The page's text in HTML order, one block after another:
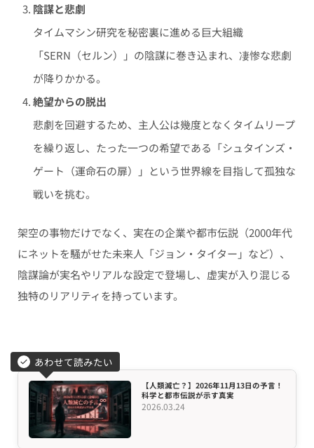
陰謀と悲劇
タイムマシン研究を秘密裏に進める巨大組織
「SERN（セルン）」の陰謀に巻き込まれ、凄惨な悲劇
が降りかかる。
絶望からの脱出
悲劇を回避するため、主人公は幾度となくタイムリープ
を繰り返し、たった一つの希望である「シュタインズ・
ゲート（運命石の扉）」という世界線を目指して孤独な
戦いを挑む。
架空の事物だけでなく、実在の企業や都市伝説（2000年代
にネットを騒がせた未来人「ジョン・タイター」など）、
陰謀論が実名やリアルな設定で登場し、虚実が入り混じる
独特のリアリティを持っています。
あわせて読みたい
【人類滅亡？】2026年11月13日の予言！
科学と都市伝説が示す真実
2026.03.24